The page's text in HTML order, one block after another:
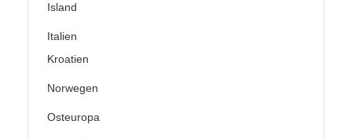
Island
Italien
Kroatien
Norwegen
Osteuropa